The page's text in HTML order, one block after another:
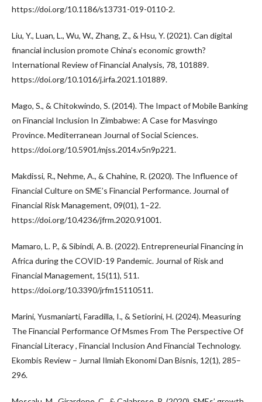
https://doi.org/10.1186/s13731-019-0110-2.
Liu, Y., Luan, L., Wu, W., Zhang, Z., & Hsu, Y. (2021). Can digital
financial inclusion promote China’s economic growth?
International Review of Financial Analysis, 78, 101889.
https://doi.org/10.1016/j.irfa.2021.101889.
Mago, S., & Chitokwindo, S. (2014). The Impact of Mobile Banking
on Financial Inclusion In Zimbabwe: A Case for Masvingo
Province. Mediterranean Journal of Social Sciences.
https://doi.org/10.5901/mjss.2014.v5n9p221.
Makdissi, R., Nehme, A., & Chahine, R. (2020). The Influence of
Financial Culture on SME’s Financial Performance. Journal of
Financial Risk Management, 09(01), 1–22.
https://doi.org/10.4236/jfrm.2020.91001.
Mamaro, L. P., & Sibindi, A. B. (2022). Entrepreneurial Financing in
Africa during the COVID-19 Pandemic. Journal of Risk and
Financial Management, 15(11), 511.
https://doi.org/10.3390/jrfm15110511.
Marini, Yusmaniarti, Faradilla, I., & Setiorini, H. (2024). Measuring
The Financial Performance Of Msmes From The Perspective Of
Financial Literacy , Financial Inclusion And Financial Technology.
Ekombis Review – Jurnal Ilmiah Ekonomi Dan Bisnis, 12(1), 285–
296.